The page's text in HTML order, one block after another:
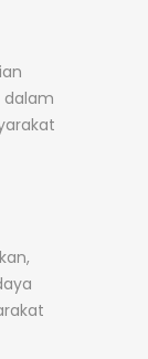
dalam